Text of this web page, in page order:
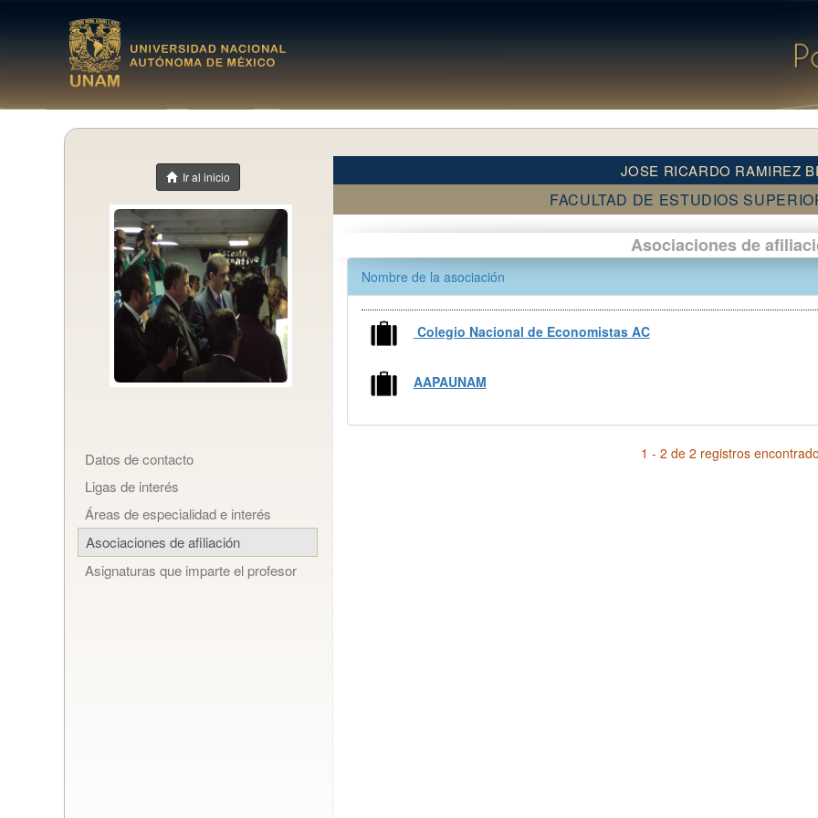
Ir al inicio
Datos de contacto
Ligas de interés
Áreas de especialidad e interés
Asociaciones de afiliación
Asignaturas que imparte el profesor
JOSE RICARDO RAMIREZ
FACULTAD DE ESTUDIOS
Asociaciones de
Nombre de la asociación
Colegio Nacional de Economistas AC
AAPAUNAM
1 - 2 de 2 registros